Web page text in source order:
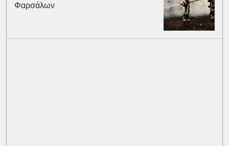
Φαρσάλων